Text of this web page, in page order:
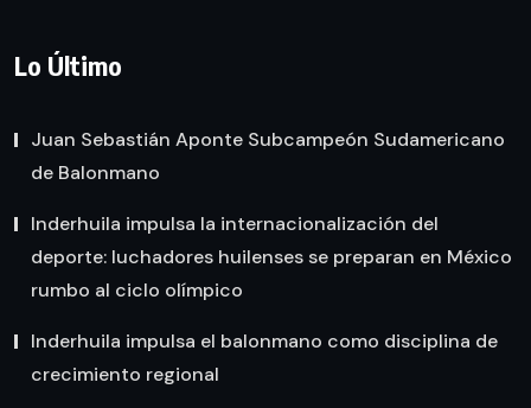
Lo Último
Juan Sebastián Aponte Subcampeón Sudamericano
de Balonmano
Inderhuila impulsa la internacionalización del
deporte: luchadores huilenses se preparan en México
rumbo al ciclo olímpico
Inderhuila impulsa el balonmano como disciplina de
crecimiento regional